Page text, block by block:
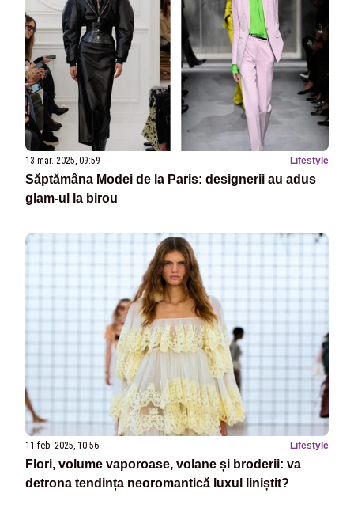
13 mar. 2025, 09:59 Lifestyle
Săptămâna Modei de la Paris: designerii au adus
glam-ul la birou
11 feb. 2025, 10:56 Lifestyle
Flori, volume vaporoase, volane și broderii: va
detrona tendința neoromantică luxul liniștit?